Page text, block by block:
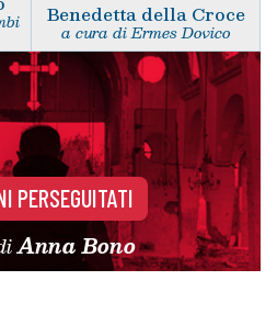
Benedetta della Croce
a cura di Ermes Dovico
PERSEGUITATI
Anna Bono